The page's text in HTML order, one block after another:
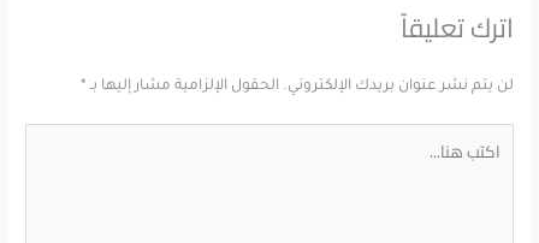
اترك تعليقاً
لن يتم نشر عنوان بريدك الإلكتروني. الحقول الإلزامية مشار إليها بـ *
هنا...